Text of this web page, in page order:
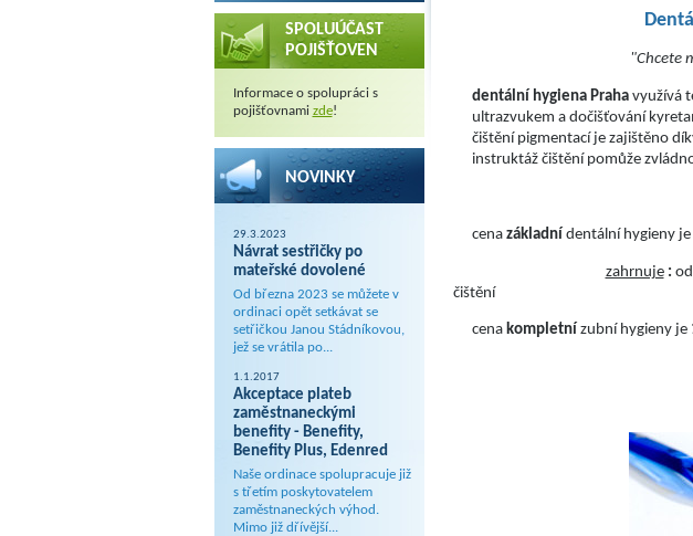
"Chcete
dentální hygiena Praha využívá
ultrazvukem a dočišťování
čištění pigmentací je zajištěno
instruktáž čištění pomůže
cenazákladní dentální hygieny je
zahrnuje:
čištění
cenakompletnízubní hygieny je
SPOLUÚČAST
POJIŠŤOVEN
Informace o spolupráci s
pojišťovnami zde!
NOVINKY
29.3.2023
Návrat sestřičky po
mateřské dovolené
Od března 2023 se můžete v
ordinaci opět setkávat se
setřičkou Janou Stádníkovou,
jež se vrátila po...
1.1.2017
Akceptace plateb
zaměstnaneckými
benefity - Benefity,
Benefity Plus, Edenred
Naše ordinace spolupracuje již
s třetím poskytovatelem
zaměstnaneckých výhod.
Mimo již dřívější...